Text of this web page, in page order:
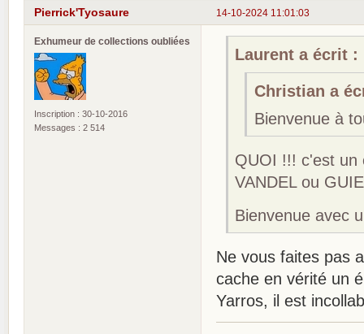
14-10-2024 11:01:03
Pierrick'Tyosaure
Exhumeur de collections oubliées
Inscription : 30-10-2016
Messages : 2 514
Laurent a écrit :
Christian a
Bienvenue à
QUOI !!! c'est un
VANDEL ou
Bienvenue avec
Ne vous faites pas
cache en vérité un
Yarros, il est